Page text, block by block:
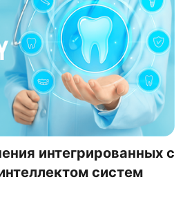
интегрированных с
систем